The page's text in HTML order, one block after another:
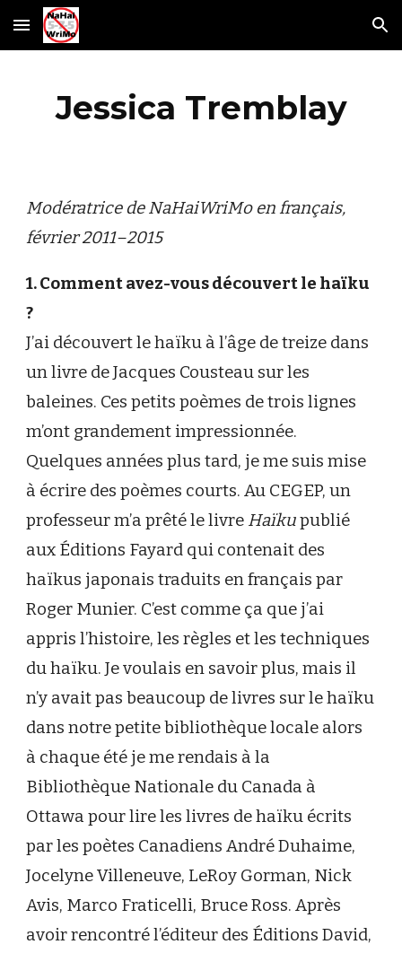
Skip to main content Skip to navigation
Jessica Tremblay
Modératrice de NaHaiWriMo en français,
février 2011–2015
1. Comment avez-vous découvert le haïku
?
J’ai découvert le haïku à l’âge de treize dans
un livre de Jacques Cousteau sur les
baleines. Ces petits poèmes de trois lignes
m’ont grandement impressionnée.
Quelques années plus tard, je me suis mise
à écrire des poèmes courts. Au CEGEP, un
professeur m’a prêté le livre Haïkupublié
aux Éditions Fayard qui contenait des
haïkus japonais traduits en français par
Roger Munier. C’est comme ça que j’ai
appris l’histoire, les règles et les techniques
du haïku. Je voulais en savoir plus, mais il
n’y avait pas beaucoup de livres sur le haïku
dans notre petite bibliothèque locale alors
à chaque été je me rendais à la
Bibliothèque Nationale du Canada à
Ottawa pour lire les livres de haïku écrits
par les poètes Canadiens André Duhaime,
Jocelyne Villeneuve, LeRoy Gorman, Nick
Avis, Marco Fraticelli, Bruce Ross. Après
avoir rencontré l’éditeur des Éditions David,